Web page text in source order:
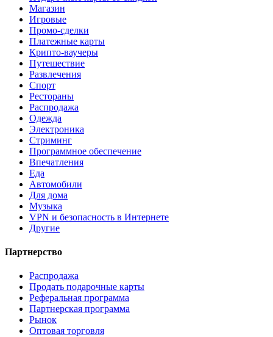
Магазин
Игровые
Промо-сделки
Платежные карты
Крипто-ваучеры
Путешествие
Развлечения
Спорт
Рестораны
Распродажа
Одежда
Электроника
Стриминг
Программное обеспечение
Впечатления
Еда
Автомобили
Для дома
Музыка
VPN и безопасность в Интернете
Другие
Партнерство
Распродажа
Продать подарочные карты
Реферальная программа
Партнерская программа
Рынок
Оптовая торговля